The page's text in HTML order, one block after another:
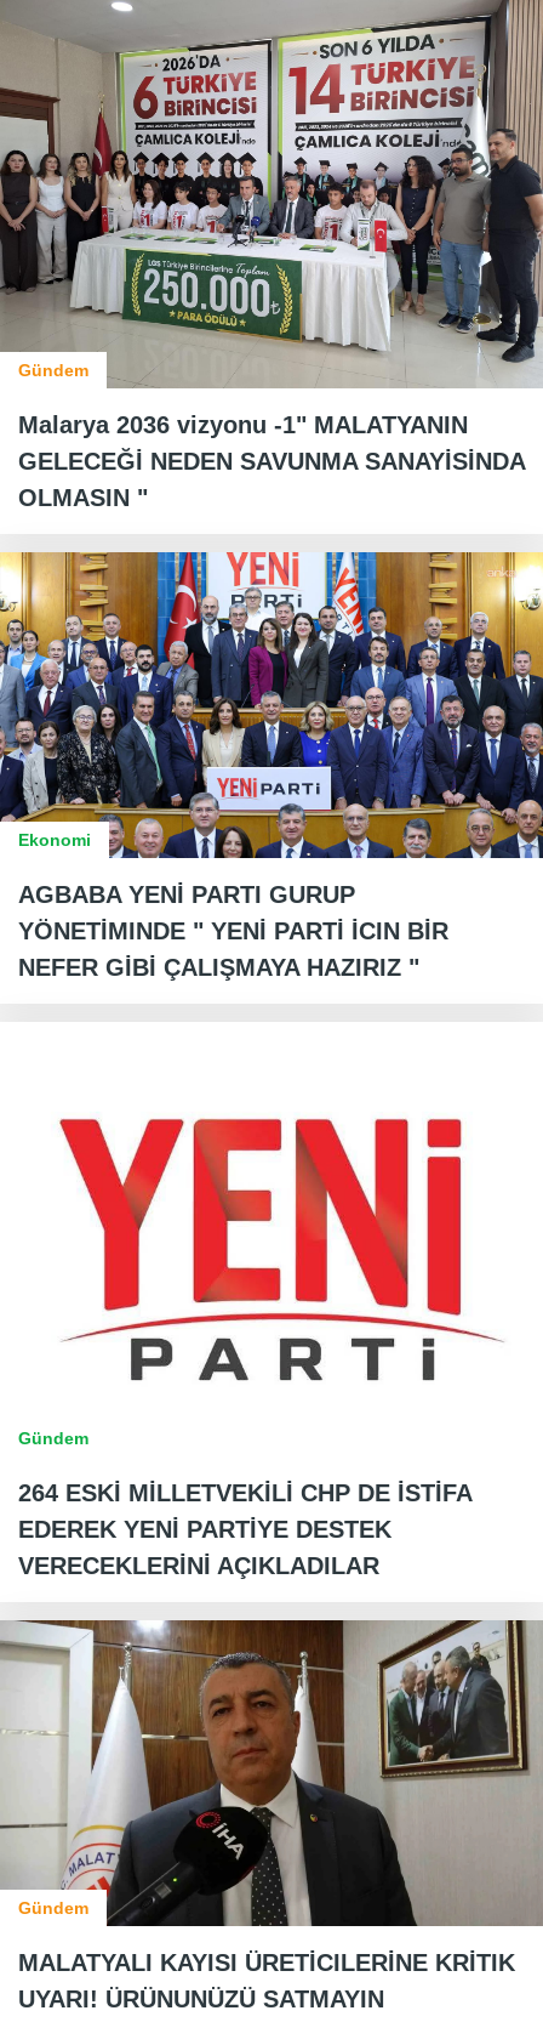
Gündem
Malarya 2036 vizyonu -1" MALATYANIN
GELECEĞİ NEDEN SAVUNMA SANAYİSİNDA
OLMASIN "
Ekonomi
AGBABA YENİ PARTI GURUP
YÖNETİMINDE " YENİ PARTİ İCIN BİR
NEFER GİBİ ÇALIŞMAYA HAZIRIZ "
Gündem
264 ESKİ MİLLETVEKİLİ CHP DE İSTİFA
EDEREK YENİ PARTİYE DESTEK
VERECEKLERİNİ AÇIKLADILAR
Gündem
MALATYALI KAYISI ÜRETİCILERİNE KRİTIK
UYARI! ÜRÜNUNÜZÜ SATMAYIN